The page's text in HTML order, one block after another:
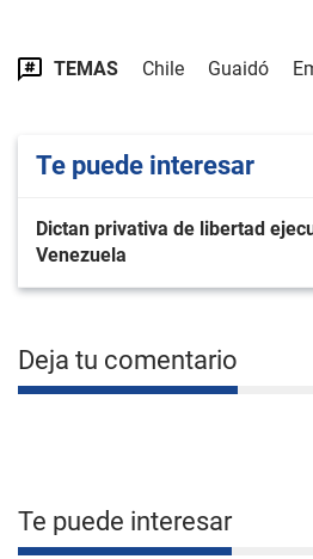
TEMAS Chile Guaidó
Te puede interesar
Dictan privativa de libertad
Venezuela
Deja tu comentario
Te puede interesar